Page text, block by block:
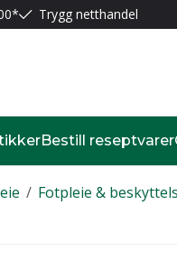
Trygg netthandel
Bestill reseptvarer
/ Fotpleie &